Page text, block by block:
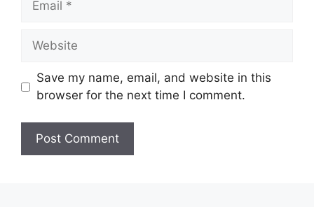
Website
Save my name, email, and website in this
browser for the next time I comment.